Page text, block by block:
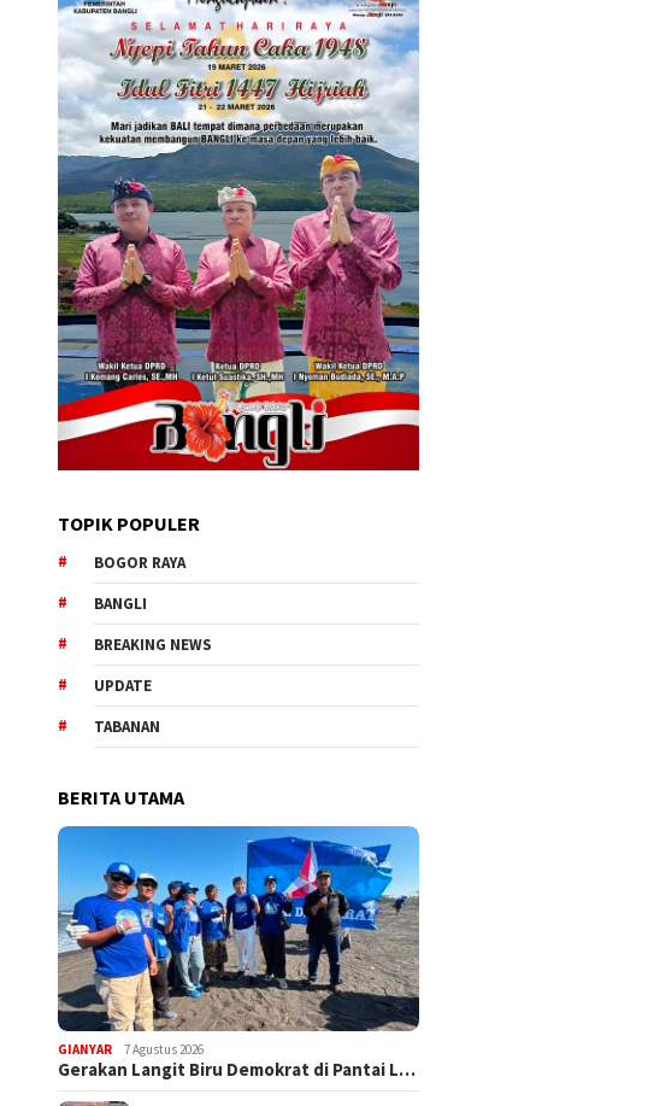
TOPIK POPULER
BOGOR RAYA
BANGLI
BREAKING NEWS
UPDATE
TABANAN
BERITA UTAMA
GIANYAR 7 Agustus 2026
Gerakan Langit Biru Demokrat di Pantai L…